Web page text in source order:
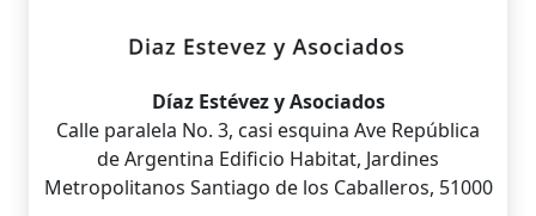
Díaz Estévez y Asociados
Calle paralela No. 3, casi esquina Ave República
de Argentina Edificio Habitat, Jardines
Metropolitanos Santiago de los Caballeros, 51000